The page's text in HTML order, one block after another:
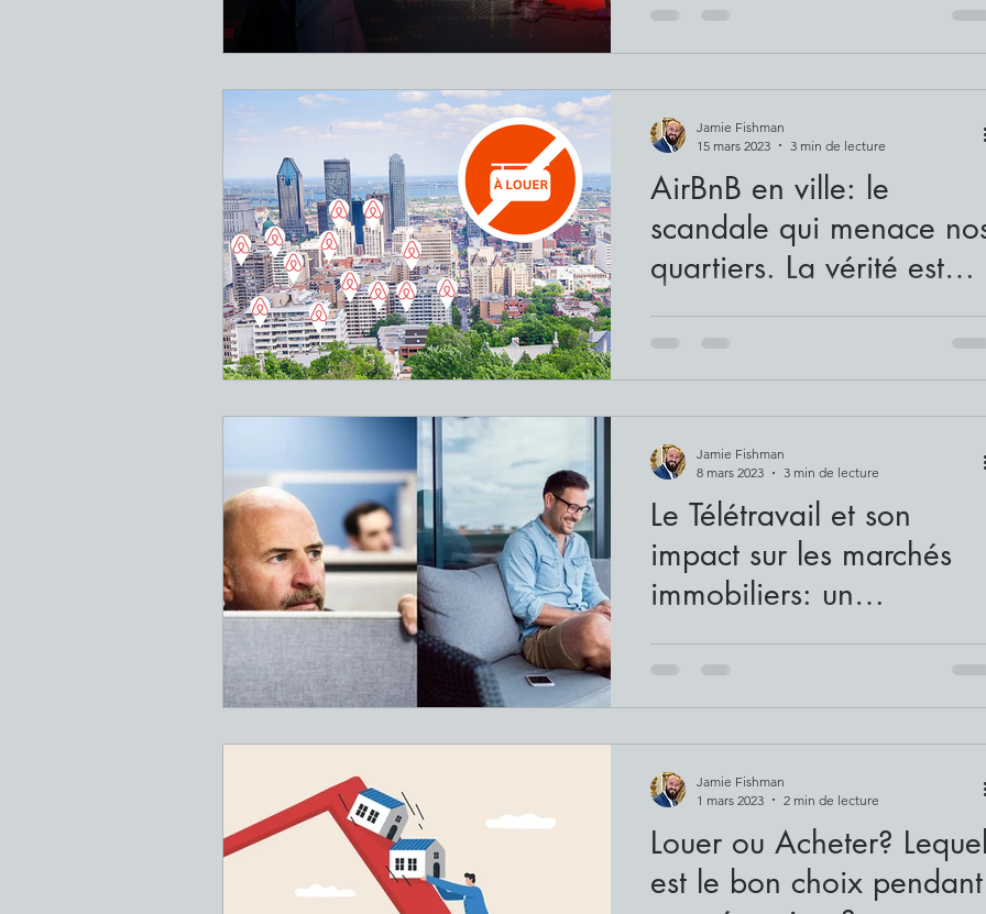
AirBnB en ville: le
scandale qui menace
quartiers. La vérité est
effrayante
Dans les villes métropolitaines du monde
Jamie Fishman
15 mars 2023
3 min de lecture
Le Télétravail et son
impact sur les marchés
immobiliers: un
changement majeur ou
Le travail à distance est en augmentation
Jamie Fishman
8 mars 2023
3 min de lecture
Louer ou Acheter?
est le bon choix pendant
Jamie Fishman
1 mars 2023
2 min de lecture